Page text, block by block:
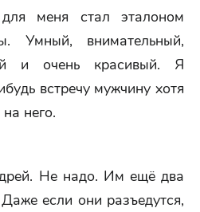
меня стал эталоном
Умный, внимательный,
и очень красивый. Я
встречу мужчину хотя
него.
Не надо. Им ещё два
если они разъедутся,